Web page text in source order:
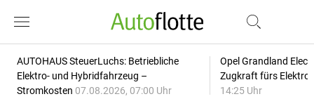
AUTOHAUS SteuerLuchs: Betriebliche
Elektro- und Hybridfahrzeug –
Stromkosten 07.08.2026, 07:00 Uhr
Opel Grandland
Zugkraft fürs
14:25 Uhr